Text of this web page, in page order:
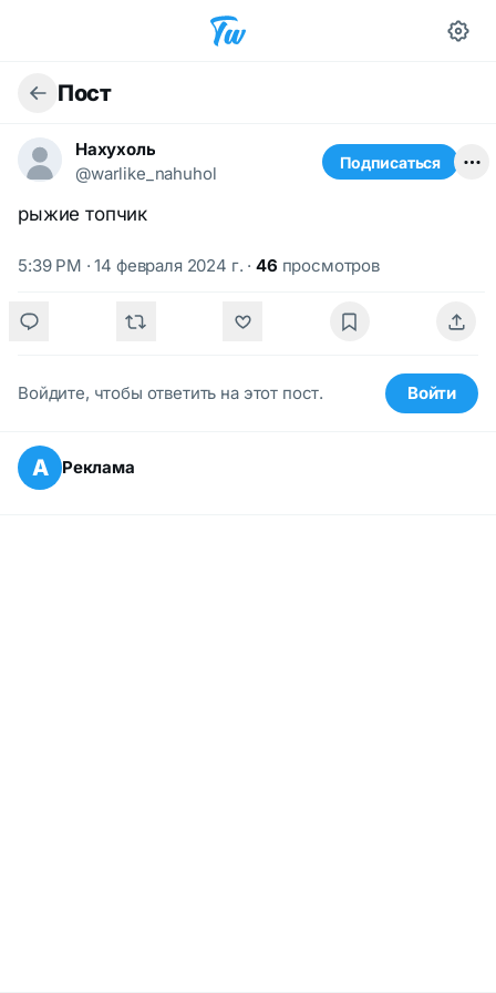
Пост
Нахухоль
@warlike_nahuhol
Подписаться
рыжие топчик
5:39 PM · 14 февраля 2024 г. ·46 просмотров
Войдите, чтобы ответить на этот пост. Войти
А Реклама